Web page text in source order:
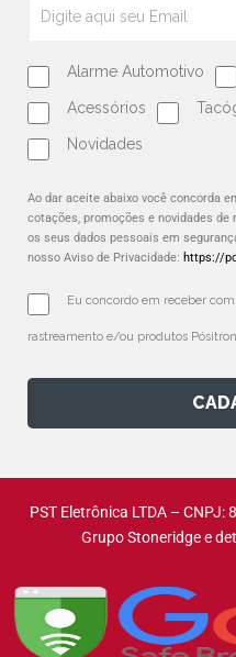
Alarme Automotivo
Acessórios
Novidades
Ao dar aceite abaixo você concorda
cotações, promoções e novidades
os seus dados pessoais em
nosso Aviso de Privacidade: https://
Eu concordo em receber
rastreamento e/ou produtos Pósitron.
PST Eletrônica LTDA –
Grupo Stoneridge e